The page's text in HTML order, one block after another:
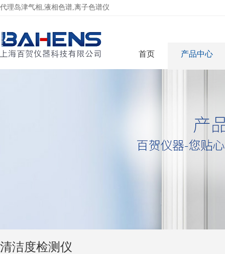
代理岛津气相,液相色谱,离子色谱仪
首页 产品中心
清洁度检测仪